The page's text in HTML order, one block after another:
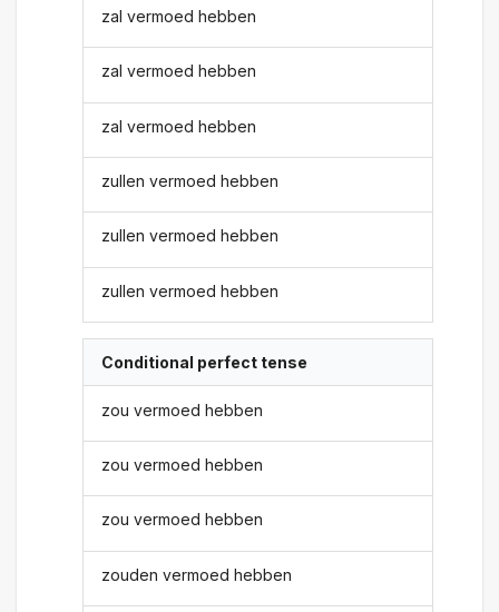
zal vermoed hebben
zal vermoed hebben
zal vermoed hebben
zullen vermoed hebben
zullen vermoed hebben
zullen vermoed hebben
Conditional perfect tense
zou vermoed hebben
zou vermoed hebben
zou vermoed hebben
zouden vermoed hebben